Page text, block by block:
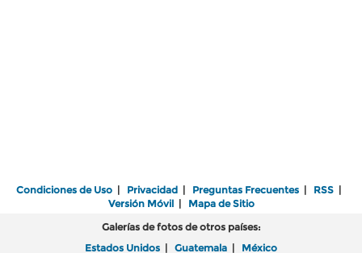
Condiciones de Uso | Privacidad | Preguntas Frecuentes | RSS |
Versión Móvil| Mapa de Sitio
Galerías de fotos de otros países:
Estados Unidos | Guatemala | México